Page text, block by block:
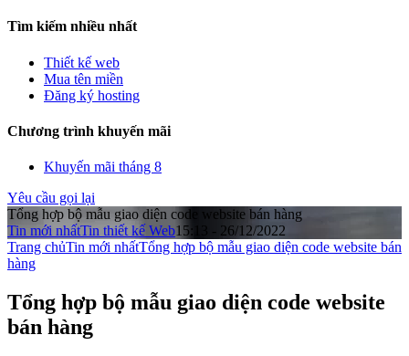
Tìm kiếm nhiều nhất
Thiết kế web
Mua tên miền
Đăng ký hosting
Chương trình khuyến mãi
Khuyến mãi tháng 8
Yêu cầu gọi lại
Tổng hợp bộ mẫu giao diện code website bán hàng
Tin mới nhấtTin thiết kế Web15:13 - 26/12/2022
Trang chủTin mới nhấtTổng hợp bộ mẫu giao diện code website bán
hàng
Tổng hợp bộ mẫu giao diện code website
bán hàng